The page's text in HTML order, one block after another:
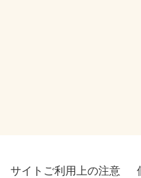
サイトご利用上の注意